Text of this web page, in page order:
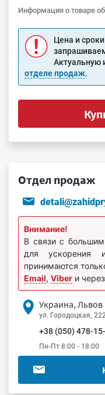
Информация о товаре
Цена и
Актуальную
отделе продаж.
Отдел продаж
Внимание!
В связи с
для ускорения
принимаются
Email, Viber и
Украина, Львов
ул. Городоцкая,
+38 (050) 478-
Пн-Пт 8:00 - 18:00